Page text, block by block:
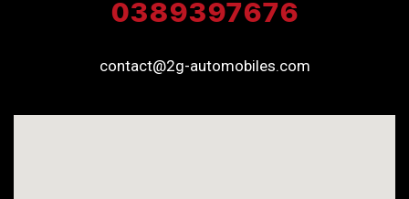
0389397676
contact@2g-automobiles.com